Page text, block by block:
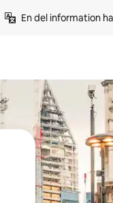
En del information